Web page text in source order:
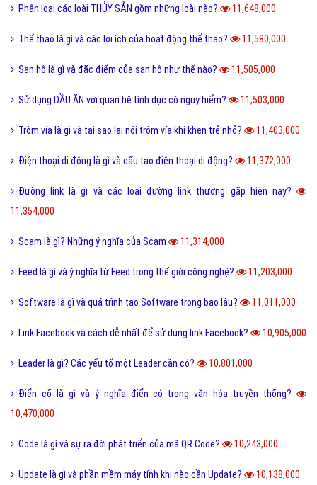
Phân loại các loài THỦY SẢN gồm những loài nào? 11,648,000
Thể thao là gì và các lợi ích của hoạt động thể thao? 11,580,000
San hô là gì và đặc điểm của san hô như thế nào? 11,505,000
Sử dụng DẦU ĂN với quan hệ tình dục có nguy hiểm? 11,503,000
Trộm vía là gì và tại sao lại nói trộm vía khi khen trẻ nhỏ? 11,403,000
Điện thoại di động là gì và cấu tạo điện thoại di động? 11,372,000
Đường link là gì và các loại đường link thường gặp hiện nay?
11,354,000
Scam là gì? Những ý nghĩa của Scam 11,314,000
Feed là gì và ý nghĩa từ Feed trong thế giới công nghệ? 11,203,000
Software là gì và quá trình tạo Software trong bao lâu? 11,011,000
Link Facebook và cách dễ nhất để sử dụng link Facebook? 10,905,000
Leader là gì? Các yếu tố một Leader cần có? 10,801,000
Điển cố là gì và ý nghĩa điển có trong văn hóa truyền thống?
10,470,000
Code là gì và sự ra đời phát triển của mã QR Code? 10,243,000
Update là gì và phần mềm máy tính khi nào cần Update? 10,138,000